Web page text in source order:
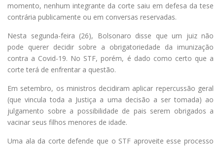
momento, nenhum integrante da corte saiu em defesa da tese
contrária publicamente ou em conversas reservadas.
Nesta segunda-feira (26), Bolsonaro disse que um juiz não
pode querer decidir sobre a obrigatoriedade da imunização
contra a Covid-19. No STF, porém, é dado como certo que a
corte terá de enfrentar a questão.
Em setembro, os ministros decidiram aplicar repercussão geral
(que vincula toda a Justiça a uma decisão a ser tomada) ao
julgamento sobre a possibilidade de pais serem obrigados a
vacinar seus filhos menores de idade.
Uma ala da corte defende que o STF aproveite esse processo